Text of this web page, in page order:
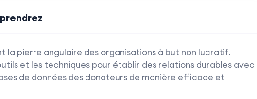
la pierre angulaire des organisations à but non lucratif.
et les techniques pour établir des relations durables avec
de données des donateurs de manière efficace et